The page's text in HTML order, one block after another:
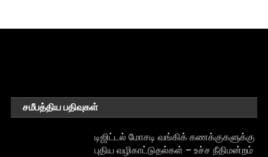
சமீபத்திய பதிவுகள்
டிஜிட்டல் மோசடி வங்கிக் கணக்குகளுக்கு
புதிய வழிகாட்டுதல்கள் – உச்ச நீதிமன்றம்